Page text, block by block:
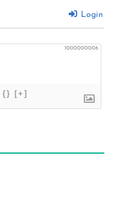
Login
1000000006
{} [+]